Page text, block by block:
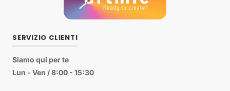
SERVIZIO CLIENTI
Siamo qui per te
Lun - Ven / 8:00 - 15:30